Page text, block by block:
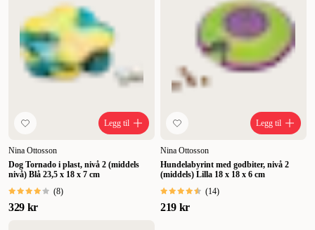
Legg til
Nina Ottosson
Dog Tornado i plast, nivå 2 (middels
nivå) Blå 23,5 x 18 x 7 cm
(8)
329 kr
Legg til
Nina Ottosson
Hundelabyrint med godbiter, nivå 2
(middels) Lilla 18 x 18 x 6 cm
(14)
219 kr